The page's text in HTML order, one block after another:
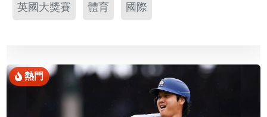
英國大獎賽 體育 國際
熱門